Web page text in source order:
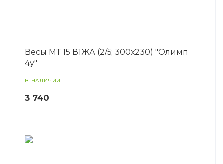
Весы МТ 15 В1ЖА (2/5; 300х230) "Олимп
4у"
В НАЛИЧИИ
3 740